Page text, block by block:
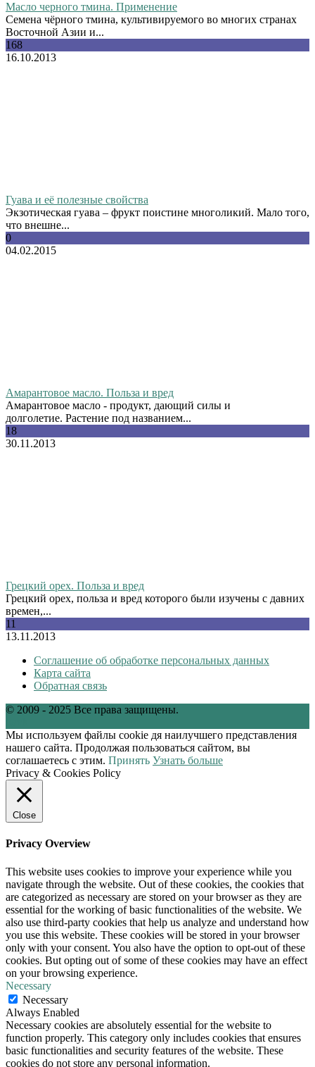
Масло черного тмина. Применение
Семена чёрного тмина, культивируемого во многих странах
Восточной Азии и...
168
16.10.2013
Гуава и её полезные свойства
Экзотическая гуава – фрукт поистине многоликий. Мало того,
что внешне...
0
04.02.2015
Амарантовое масло. Польза и вред
Амарантовое масло - продукт, дающий силы и
долголетие. Растение под названием...
18
30.11.2013
Грецкий орех. Польза и вред
Грецкий орех, польза и вред которого были изучены с давних
времен,...
11
13.11.2013
Соглашение об обработке персональных данных
Карта сайта
Обратная связь
© 2009 - 2025 Все права защищены.
Мы используем файлы cookie дя наилучшего представления
нашего сайта. Продолжая пользоваться сайтом, вы
соглашаетесь с этим. Принять Узнать больше
Privacy & Cookies Policy
Close
Privacy Overview
This website uses cookies to improve your experience while you
navigate through the website. Out of these cookies, the cookies that
are categorized as necessary are stored on your browser as they are
essential for the working of basic functionalities of the website. We
also use third-party cookies that help us analyze and understand how
you use this website. These cookies will be stored in your browser
only with your consent. You also have the option to opt-out of these
cookies. But opting out of some of these cookies may have an effect
on your browsing experience.
Necessary
Necessary
Always Enabled
Necessary cookies are absolutely essential for the website to
function properly. This category only includes cookies that ensures
basic functionalities and security features of the website. These
cookies do not store any personal information.